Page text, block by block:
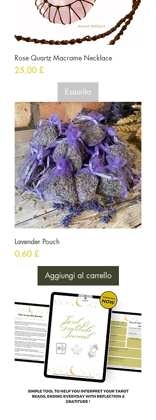
Rose Quartz Macrame Necklace
Prezzo
25,00 £
Esaurito
Lavender Pouch
Prezzo
0,60 £
Aggiungi al carrello